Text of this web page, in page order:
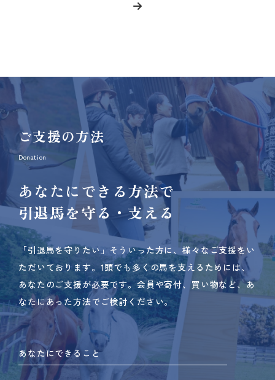
ご支援の方法
Donation
あなたにできる方法で
引退馬を守る・支える
「引退馬を守りたい」そういった方に、様々なご支援をい
ただいております。 1頭でも多くの馬を支えるためには、
あなたのご支援が必要です。 会員や寄付、買い物など、あ
なたにあった方法でご検討ください。
あなたにできること